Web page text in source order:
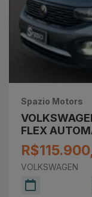
Spazio Motors
FLEX
VOLKSWAGEN